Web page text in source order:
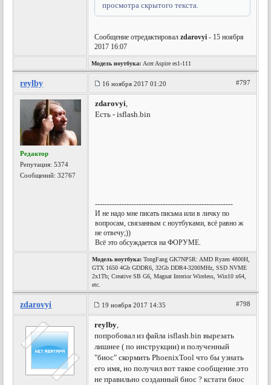
просмотра скрытого текста.
Сообщение отредактировалzdarovyi - 15 ноября
2017 16:07
Модель ноутбука: Acer Aspire es1-111
reylby 16 ноября 2017 01:20 #797
Редактор
Репутация:5374
Сообщений: 32767
zdarovyi,
Есть - isflash.bin
---------------------------------------------------------
И не надо мне писать письма или в личку по
вопросам, связанным с ноутбуками, всё равно ж
не отвечу;))
Всё это обсуждается на ФОРУМЕ.
Модель ноутбука: TongFang GK7NP5R: AMD Ryzen 4800H,
GTX 1650 4Gb GDDR6, 32Gb DDR4-3200MHz, SSD NVME
2x1Tb; Creative SB G6, Magnat Interior Wireless, Win10 x64,
etc.
zdarovyi 19 ноября 2017 14:35 #798
reylby,
попробовал из файла isflash.bin вырезать
лишнее ( по инструкции) и полученный
"биос" скормить PhoenixTool что бы узнать
его имя, но получил вот такое сообщение.это
не правильно созданный биос ? кстати биос